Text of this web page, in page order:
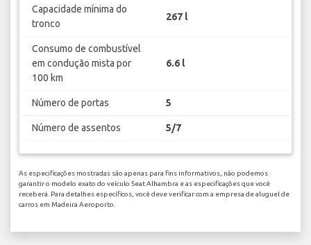
Capacidade mínima do
tronco
267 l
Consumo de combustível
em condução mista por
100 km
6.6 l
Número de portas 5
Número de assentos 5/7
As especificações mostradas são apenas para fins informativos, não podemos
garantir o modelo exato do veículo Seat Alhambra e as especificações que você
receberá. Para detalhes específicos, você deve verificar com a empresa de aluguel de
carros em Madeira Aeroporto.